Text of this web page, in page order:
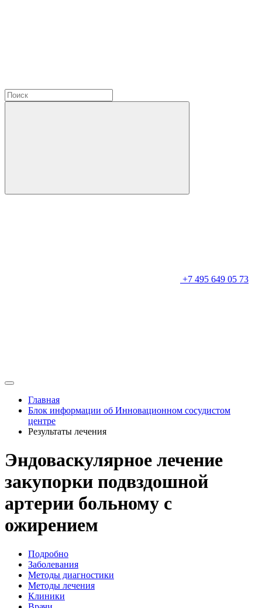
+7 495 649 05 73
Главная
Блок информации об Инновационном сосудистом
центре
Результаты лечения
Эндоваскулярное лечение
закупорки подвздошной
артерии больному с
ожирением
Подробно
Заболевания
Методы диагностики
Методы лечения
Клиники